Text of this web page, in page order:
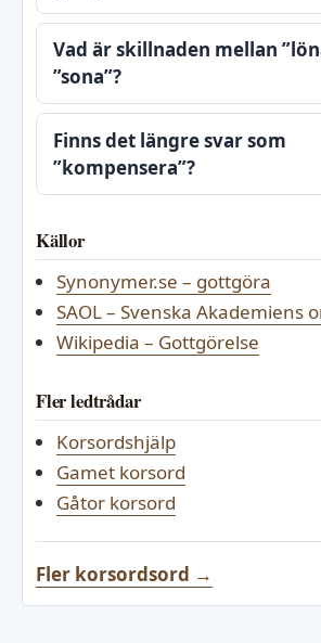
Vad är skillnaden mellan
”sona”?
Finns det längre svar som
”kompensera”?
Källor
Synonymer.se – gottgöra
SAOL – Svenska Akademiens
Wikipedia – Gottgörelse
Fler ledtrådar
Korsordshjälp
Gamet korsord
Gåtor korsord
Fler korsordsord →